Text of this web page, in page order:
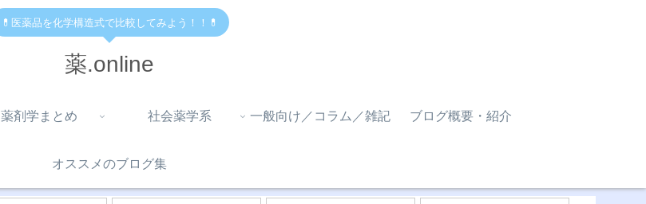
💊医薬品を化学構造式で比較してみよう！！💊
薬.online
薬剤学まとめ 社会薬学系 一般向け／コラム／雑記 ブログ概要・紹介
オススメのブログ集